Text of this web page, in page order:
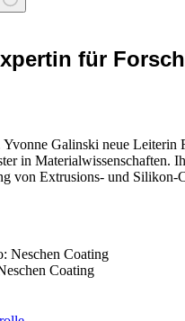
für
Galinski neue
in Materialwissenschaften.
von Extrusions- und
Coating